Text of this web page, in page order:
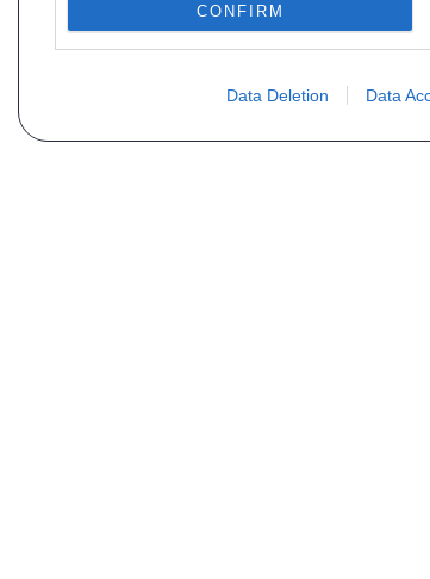
CONFIRM
Data Deletion Data